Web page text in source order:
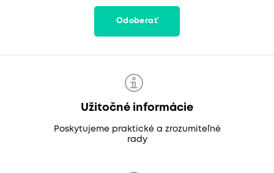
Odoberať
Užitočné informácie
Poskytujeme praktické a zrozumiteľné
rady